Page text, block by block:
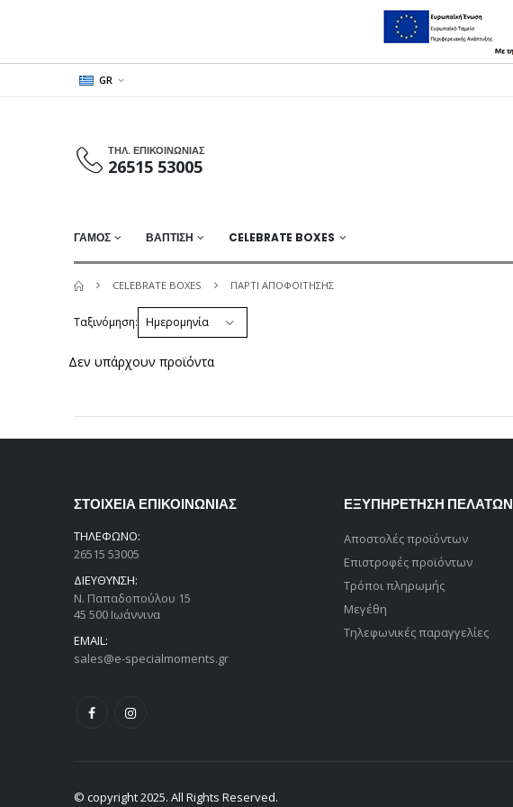
GR
ΤΗΛ. ΕΠΙΚΟΙΝΩΝΙΑΣ
26515 53005
ΓΑΜΟΣ ΒΑΠΤΙΣΗ CELEBRATE BOXES
CELEBRATE BOXES ΠΑΡΤΙ ΑΠΟΦΟΙΤΗΣΗΣ
Ταξινόμηση:
Δεν υπάρχουν προϊόντα
ΣΤΟΙΧΕΙΑ ΕΠΙΚΟΙΝΩΝΙΑΣ
ΤΗΛΕΦΩΝΟ:
26515 53005
ΔΙΕΥΘΥΝΣΗ:
Ν. Παπαδοπούλου 15
45 500 Ιωάννινα
EMAIL:
sales@e-specialmoments.gr
ΕΞΥΠΗΡΕΤΗΣΗ ΠΕΛΑΤΩΝ
Αποστολές προϊόντων
Επιστροφές προϊόντων
Τρόποι πληρωμής
Μεγέθη
Τηλεφωνικές παραγγελίες
© copyright 2025. All Rights Reserved.